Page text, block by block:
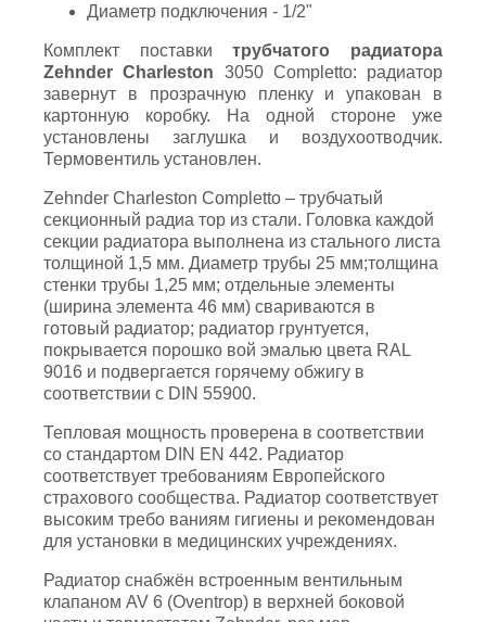
Диаметр подключения - 1/2"
Комплект поставкитрубчатого радиатора
Zehnder Charleston 3050 Completto: радиатор
завернут в прозрачную пленку и упакован в
картонную коробку. На одной стороне уже
установлены заглушка и воздухоотводчик.
Термовентиль установлен.
Zehnder Charleston Completto – трубчатый
секционный радиа тор из стали. Головка каждой
секции радиатора выполнена из стального листа
толщиной 1,5 мм. Диаметр трубы 25 мм;толщина
стенки трубы 1,25 мм; отдельные элементы
(ширина элемента 46 мм) свариваются в
готовый радиатор; радиатор грунтуется,
покрывается порошко вой эмалью цвета RAL
9016 и подвергается горячему обжигу в
соответствии с DIN 55900.
Тепловая мощность проверена в соответствии
со стандартом DIN EN 442. Радиатор
соответствует требованиям Европейского
страхового сообщества. Радиатор соответствует
высоким требо ваниям гигиены и рекомендован
для установки в медицинских учреждениях.
Радиатор снабжён встроенным вентильным
клапаном AV 6 (Oventrop) в верхней боковой